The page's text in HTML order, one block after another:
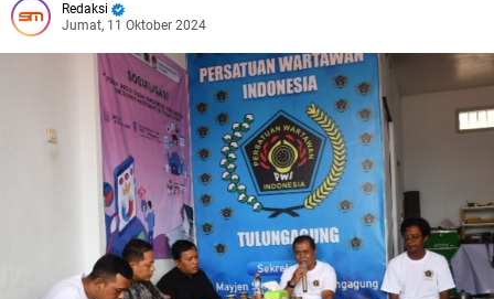
Redaksi
Jumat, 11 Oktober 2024